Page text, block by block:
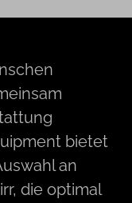
bietet
an
die optimal